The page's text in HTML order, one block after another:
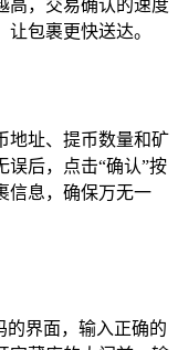
高，交易确认的速度
包裹更快送达。
地址、提币数量和矿
误后，点击“确认”按
信息，确保万无一
的界面，输入正确的